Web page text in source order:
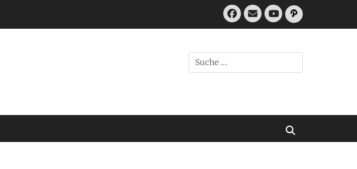
Facebook
E-
MailYouTube
Pfad
Suchen
nach: